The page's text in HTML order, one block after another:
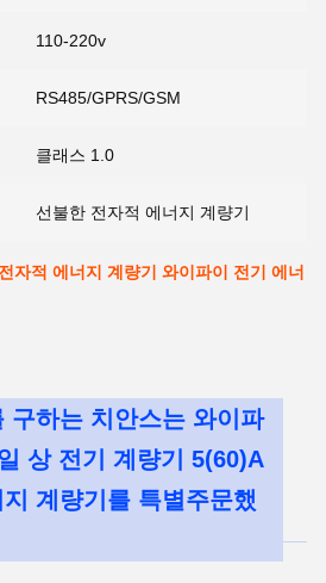
110-220v
RS485/GPRS/GSM
클래스 1.0
선불한 전자적 에너지 계량기
자적 에너지 계량기 와이파이 전기 에너
구하는 치안스는 와이파
상 전기 계량기 5(60)A
계량기를 특별주문했